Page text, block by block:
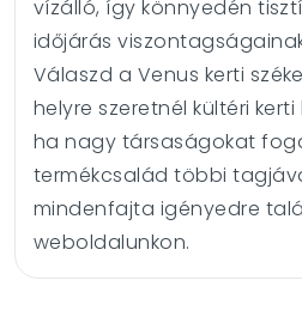
vízálló, így könnyedén
időjárás
Válaszd a Venus kerti
helyre szeretnél kültéri
ha nagy társaságokat
termékcsalád többi
mindenfajta igényedre
weboldalunkon.